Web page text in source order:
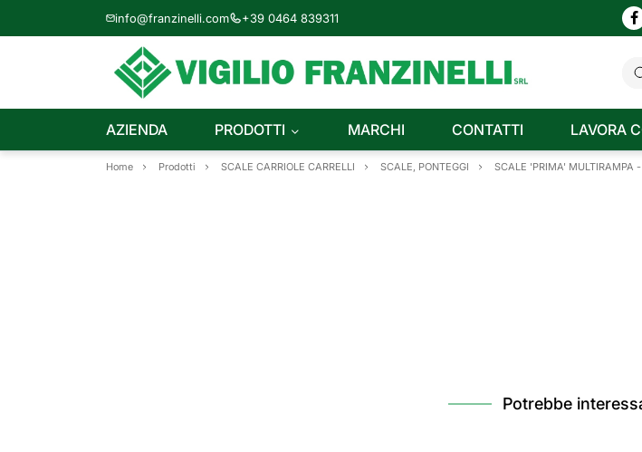
info@franzinelli.com +39 0464 839311
AZIENDA PRODOTTI MARCHI CONTATTI LAVORA
Home Prodotti SCALE CARRIOLE CARRELLI SCALE, PONTEGGI SCALE 'PRIMA'
Potrebbe